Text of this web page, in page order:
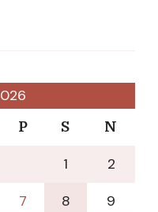
P S N
1
2
7 8
9